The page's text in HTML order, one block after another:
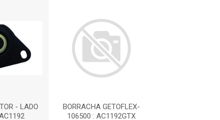
- LADO
BORRACHA GETOFLEX-
106500 : AC1192GTX